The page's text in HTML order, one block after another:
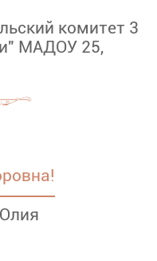
комитет 3
МАДОУ 25,